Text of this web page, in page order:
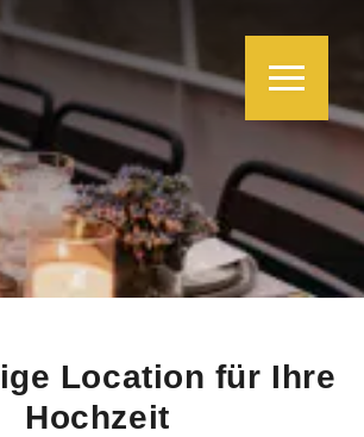
Location für Ihre
Hochzeit